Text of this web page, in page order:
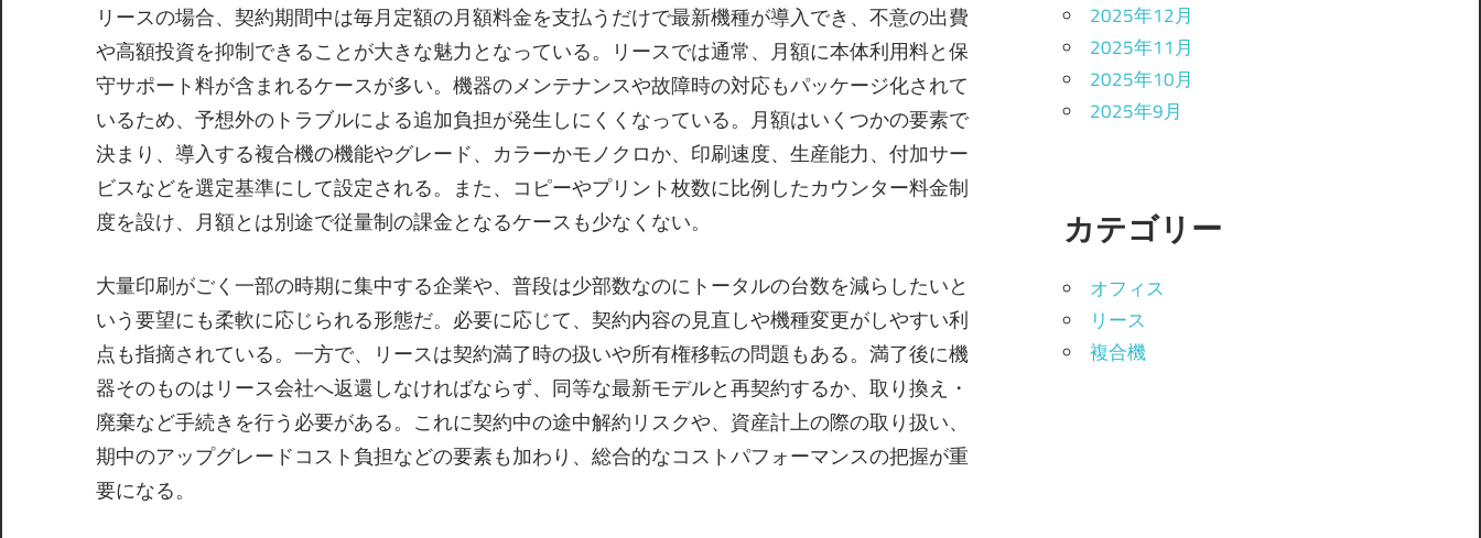
リースの場合、契約期間中は毎月定額の月額料金を支払うだけで最新機種が導入でき、不意の出費
や高額投資を抑制できることが大きな魅力となっている。リースでは通常、月額に本体利用料と保
守サポート料が含まれるケースが多い。機器のメンテナンスや故障時の対応もパッケージ化されて
いるため、予想外のトラブルによる追加負担が発生しにくくなっている。月額はいくつかの要素で
決まり、導入する複合機の機能やグレード、カラーかモノクロか、印刷速度、生産能力、付加サー
ビスなどを選定基準にして設定される。また、コピーやプリント枚数に比例したカウンター料金制
度を設け、月額とは別途で従量制の課金となるケースも少なくない。
大量印刷がごく一部の時期に集中する企業や、普段は少部数なのにトータルの台数を減らしたいと
いう要望にも柔軟に応じられる形態だ。必要に応じて、契約内容の見直しや機種変更がしやすい利
点も指摘されている。一方で、リースは契約満了時の扱いや所有権移転の問題もある。満了後に機
器そのものはリース会社へ返還しなければならず、同等な最新モデルと再契約するか、取り換え・
廃棄など手続きを行う必要がある。これに契約中の途中解約リスクや、資産計上の際の取り扱い、
期中のアップグレードコスト負担などの要素も加わり、総合的なコストパフォーマンスの把握が重
要になる。
2025年12月
2025年11月
2025年10月
2025年9月
カテゴリー
オフィス
リース
複合機